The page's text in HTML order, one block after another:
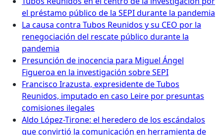
el préstamo público de la SEPI durante la pandemia
La causa contra Tubos Reunidos y su CEO por la
renegociación del rescate público durante la
pandemia
Presunción de inocencia para Miguel Ángel
Figueroa en la investigación sobre SEPI
Francisco Irazusta, expresidente de Tubos
Reunidos, imputado en caso Leire por presuntas
comisiones ilegales
Aldo López-Tirone: el heredero de los escándalos
que convirtió la comunicación en herramienta de